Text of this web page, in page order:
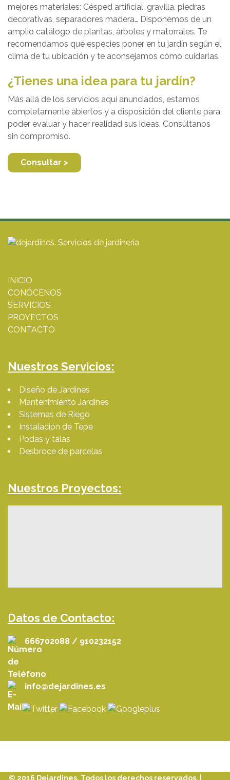
mejores materiales: Césped artificial, gravilla, piedras
decorativas, separadores madera… Disponemos de un
amplio catálogo de plantas, árboles y matorrales. Te
recomendamos qué especies poner en tu jardín según el
clima de tu ubicación y te aconsejamos cómo cuidarlas.
¿Tienes una idea para tu jardín?
Más allá de los servicios aquí anunciados, estamos
completamente abiertos y a disposición del cliente para
poder evaluar y hacer realidad sus ideas. Consúltanos
sin compromiso.
Consultar >
INICIO
CONÓCENOS
SERVICIOS
PROYECTOS
CONTACTO
Nuestros Servicios:
Diseño de Jardines
Mantenimiento Jardines
Sistemas de Riego
Instalación de Tepe
Podas y talas
Desbroce de parcelas
Nuestros Proyectos:
Datos de Contacto:
666702088 / 910232152
info@dejardines.es
© 2016 Dejardines. Todos los derechos reservados. |